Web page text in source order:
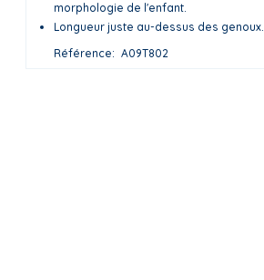
morphologie de l'enfant.
Longueur juste au-dessus des genoux.
Référence
A09T802